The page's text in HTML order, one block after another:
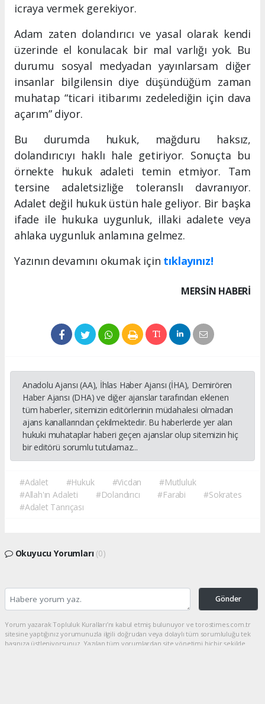
icraya vermek gerekiyor.
Adam zaten dolandırıcı ve yasal olarak kendi
üzerinde el konulacak bir mal varlığı yok. Bu
durumu sosyal medyadan yayınlarsam diğer
insanlar bilgilensin diye düşündüğüm zaman
muhatap “ticari itibarımı zedelediğin için dava
açarım” diyor.
Bu durumda hukuk, mağduru haksız,
dolandırıcıyı haklı hale getiriyor. Sonuçta bu
örnekte hukuk adaleti temin etmiyor. Tam
tersine adaletsizliğe toleranslı davranıyor.
Adalet değil hukuk üstün hale geliyor. Bir başka
ifade ile hukuka uygunluk, illaki adalete veya
ahlaka uygunluk anlamına gelmez.
Yazının devamını okumak için tıklayınız!
MERSIN HABERİ
Anadolu Ajansı (AA), İhlas Haber Ajansı (İHA), Demirören
Haber Ajansı (DHA) ve diğer ajanslar tarafından eklenen
tüm haberler, sitemizin editörlerinin müdahalesi olmadan
ajans kanallarından çekilmektedir. Bu haberlerde yer alan
hukuki muhataplar haberi geçen ajanslar olup sitemizin hiç
bir editörü sorumlu tutulamaz...
#Adalet #Hukuk #Vicdan
#Mutluluk
#Allah'ın Adaleti
#Dolandırıcı #Farabi
#Sokrates
#Adalet Tanrıçası
Okuyucu Yorumları (0)
Gönder
Yorum yazarak Topluluk Kuralları’nı kabul etmiş bulunuyor ve torostimes.com.tr
sitesine yaptığınız yorumunuzla ilgili doğrudan veya dolaylı tüm sorumluluğu tek
başınıza üstleniyorsunuz. Yazılan tüm yorumlardan site yönetimi hiçbir şekilde